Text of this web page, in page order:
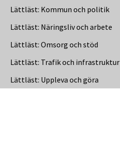
Lättläst: Kommun och politik
Lättläst: Näringsliv och arbete
Lättläst: Omsorg och stöd
Lättläst: Trafik och infrastruktur
Lättläst: Uppleva och göra